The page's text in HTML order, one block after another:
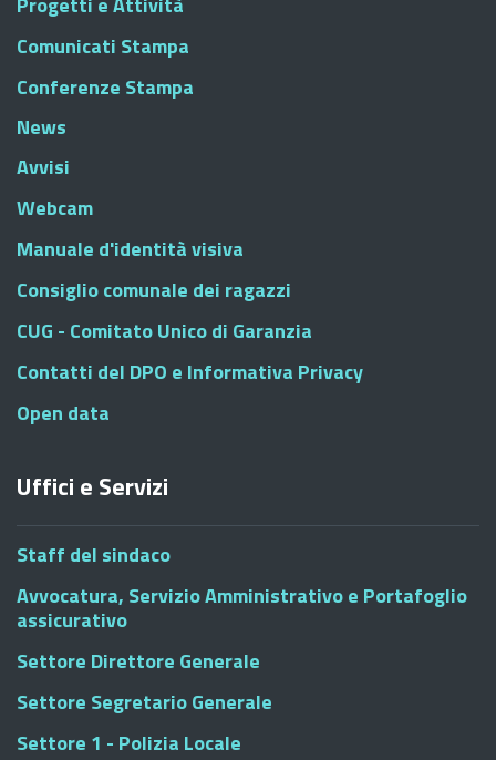
Comunicati Stampa
Conferenze Stampa
News
Avvisi
Webcam
Manuale d'identità visiva
Consiglio comunale dei ragazzi
CUG - Comitato Unico di Garanzia
Contatti del DPO e Informativa Privacy
Open data
Uffici e Servizi
Staff del sindaco
Avvocatura, Servizio Amministrativo e Portafoglio
assicurativo
Settore Direttore Generale
Settore Segretario Generale
Settore 1 - Polizia Locale